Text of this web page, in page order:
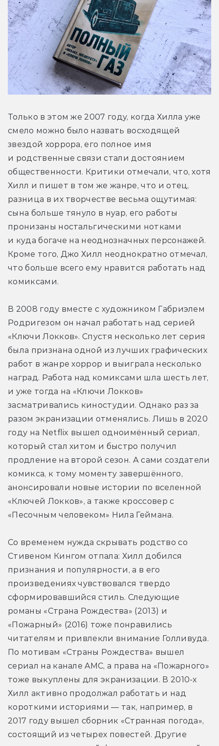
Только в этом же 2007 году, когда Хилла уже
смело можно было назвать восходящей
звездой хоррора, его полное имя
и родственные связи стали достоянием
общественности. Критики отмечали, что, хотя
Хилл и пишет в том же жанре, что и отец,
разница в их творчестве весьма ощутимая:
сына больше тянуло в нуар, его работы
пронизаны ностальгическими нотками
и куда богаче на неоднозначных персонажей.
Кроме того, Джо Хилл неоднократно отмечал,
что больше всего ему нравится работать над
комиксами.
В 2008 году вместе с художником Габриэлем
Родригезом он начал работать над серией
«Ключи Локков». Спустя несколько лет серия
была признана одной из лучших графических
работ в жанре хоррор и выиграла несколько
наград. Работа над комиксами шла шесть лет,
и уже тогда на «Ключи Локков»
засматривались киностудии. Однако раз за
разом экранизации отменялись. Лишь в 2020
году на Netflix вышел одноимённый сериал,
который стал хитом и быстро получил
продление на второй сезон. А сами создатели
комикса, к тому моменту завершённого,
анонсировали новые истории по вселенной
«Ключей Локков», а также кроссовер с
«Песочным человеком» Нила Геймана.
Со временем нужда скрывать родство со
Стивеном Кингом отпала: Хилл добился
признания и популярности, а в его
произведениях чувствовался твердо
сформировавшийся стиль. Следующие
романы «Страна Рождества» (2013) и
«Пожарный» (2016) тоже понравились
читателям и привлекли внимание Голливуда.
По мотивам «Страны Рождества» вышел
сериал на канале AMC, а права на «Пожарного»
тоже выкуплены для экранизации. В 2010-х
Хилл активно продолжал работать и над
короткими историями — так, например, в
2017 году вышел сборник «Странная погода»,
состоящий из четырех повестей. Другие